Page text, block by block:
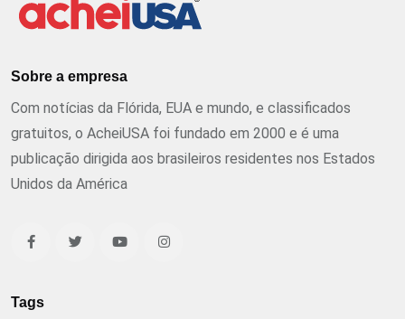
Sobre a empresa
Com notícias da Flórida, EUA e mundo, e classificados
gratuitos, o AcheiUSA foi fundado em 2000 e é uma
publicação dirigida aos brasileiros residentes nos Estados
Unidos da América
Tags